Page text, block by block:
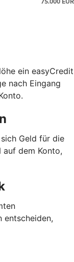
ein easyCredit
nach Eingang
Geld für die
auf dem Konto,
entscheiden,